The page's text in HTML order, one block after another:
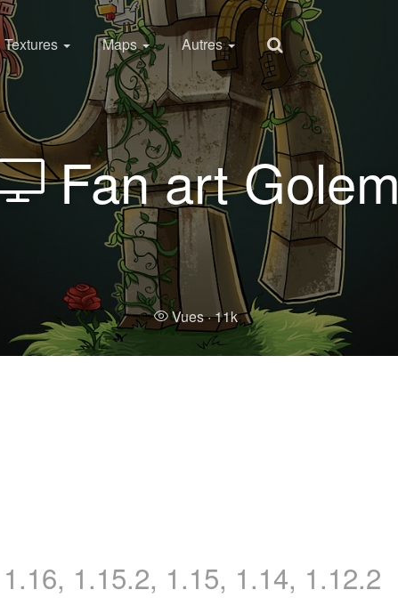
Textures Maps Autres
Fan art Golem
Vues ·11k
1.15.2, 1.15, 1.14, 1.12.2